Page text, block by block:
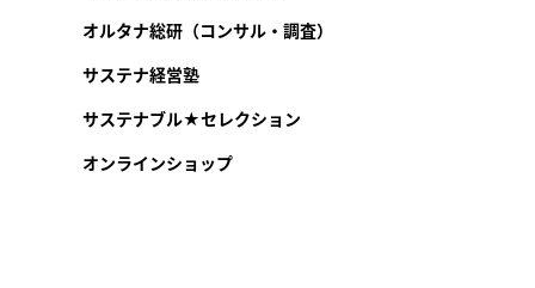
オルタナ総研（コンサル・調査）
サステナ経営塾
サステナブル★セレクション
オンラインショップ